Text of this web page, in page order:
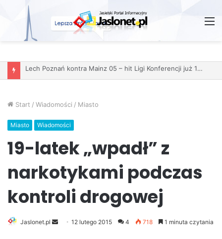
Start / Wiadomości / Miasto
Miasto Wiadomości
19-latek „wpadł” z
narkotykami podczas
kontroli drogowej
Jaslonet.pl 12 lutego 2015 4 718 1 minuta czytania